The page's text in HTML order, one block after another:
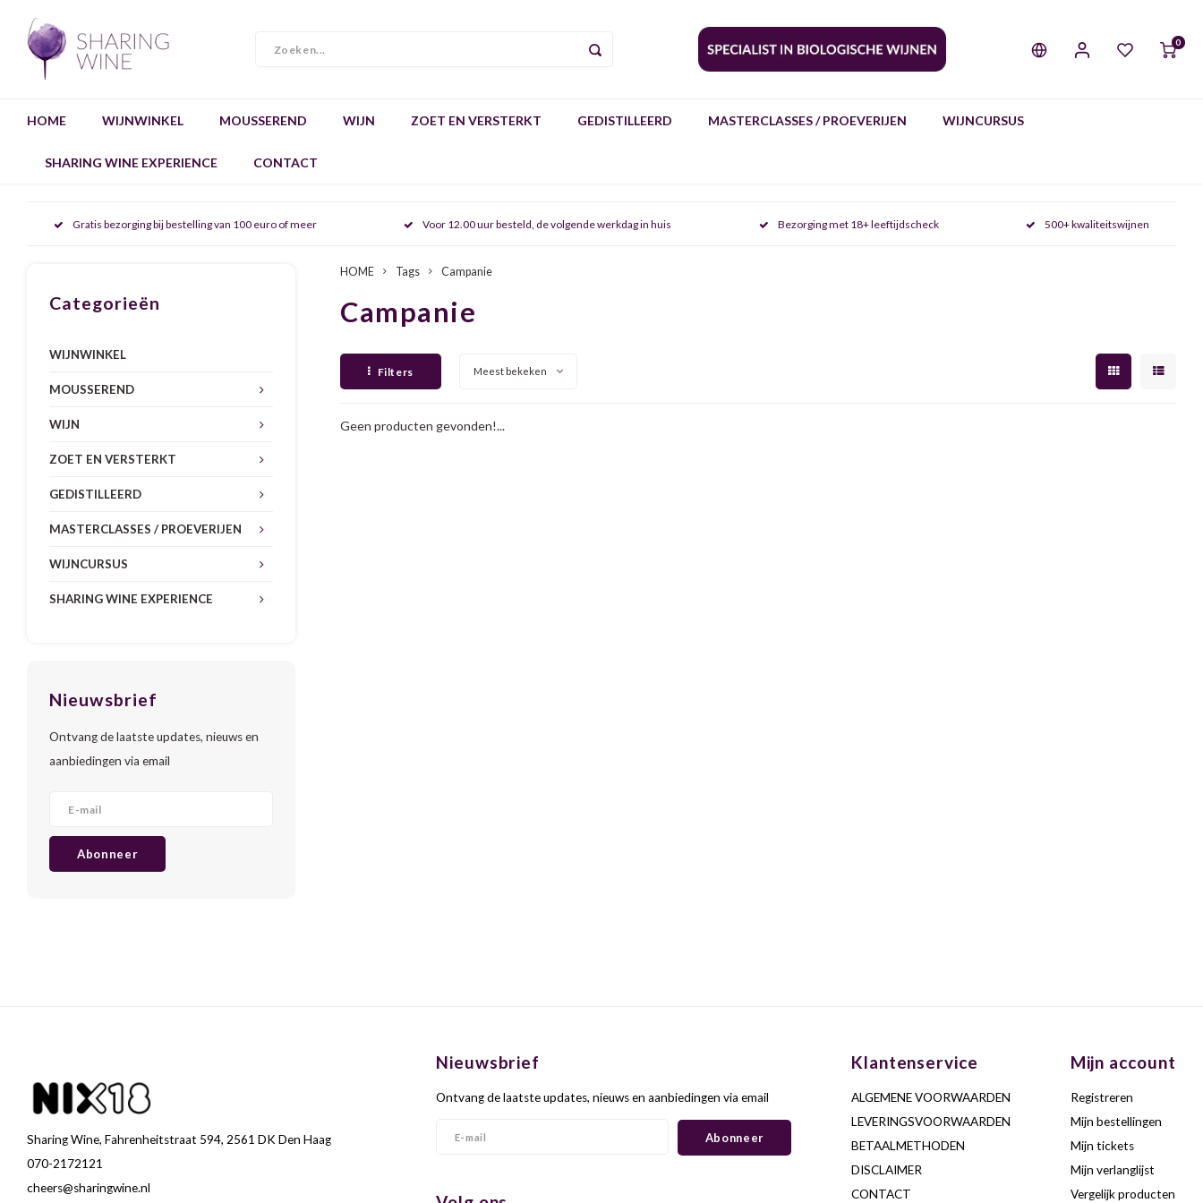
0
HOME WIJNWINKEL MOUSSEREND WIJN ZOET EN VERSTERKT GEDISTILLEERD MASTERCLASSES / PROEVERIJEN WIJNCURSUS
SHARING WINE EXPERIENCE CONTACT
Gratis bezorging bij bestelling van 100 euro of meer Voor 12.00 uur besteld, de volgende werkdag in huis Bezorging met 18+ leeftijdscheck 500+ kwaliteitswijnen
Categorieën
WIJNWINKEL
MOUSSEREND
WIJN
ZOET EN VERSTERKT
GEDISTILLEERD
MASTERCLASSES / PROEVERIJEN
WIJNCURSUS
SHARING WINE EXPERIENCE
Nieuwsbrief
Ontvang de laatste updates, nieuws en
aanbiedingen via email
Abonneer
HOME Tags Campanie
Campanie
Filters Meest bekeken
Geen producten gevonden!...
Sharing Wine, Fahrenheitstraat 594, 2561 DK Den Haag
070-2172121
cheers@sharingwine.nl
Nieuwsbrief
Ontvang de laatste updates, nieuws en aanbiedingen via email
Abonneer
Klantenservice
ALGEMENE VOORWAARDEN
LEVERINGSVOORWAARDEN
BETAALMETHODEN
DISCLAIMER
CONTACT
Mijn account
Registreren
Mijn bestellingen
Mijn tickets
Mijn verlanglijst
Vergelijk producten